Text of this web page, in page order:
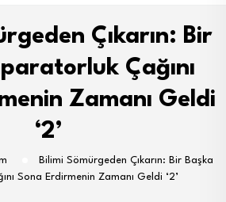
Çıkarın: Bir
Çağını
Zamanı Geldi
‘2’
Bilimi Sömürgeden Çıkarın: Bir Başka
Sona Erdirmenin Zamanı Geldi ‘2’